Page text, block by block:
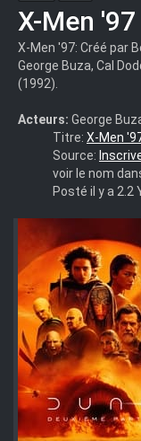
X-Men '97
X-Men '97: Créé par
George Buza, Cal
(1992).
Acteurs: George
720P-
NLsubs
Titre: X-Men
Source:
voir le nom
Posté il y a 2.2